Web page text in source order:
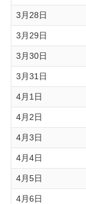
3月28日
3月29日
3月30日
3月31日
4月1日
4月2日
4月3日
4月4日
4月5日
4月6日